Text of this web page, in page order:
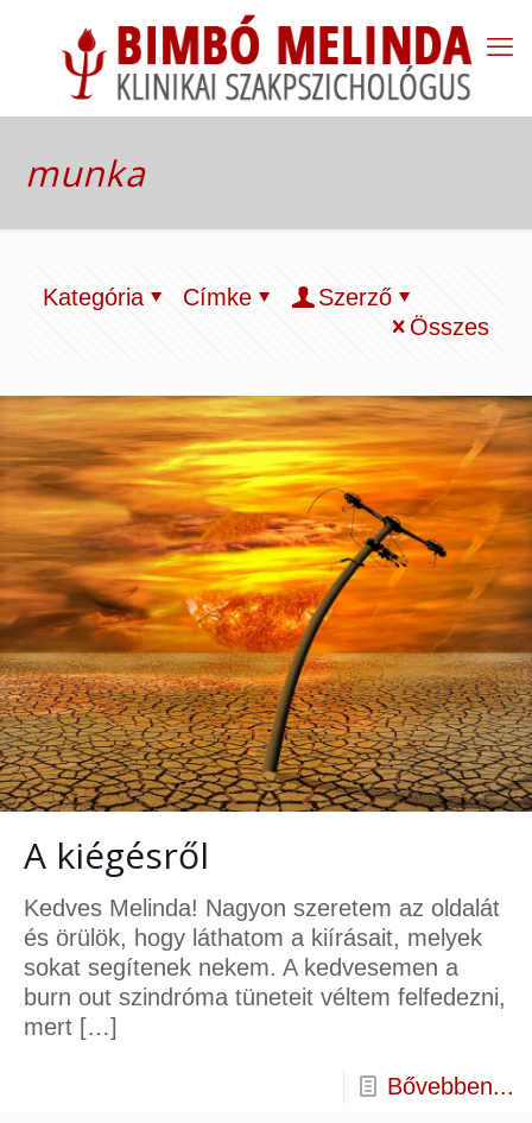
munka
Kategória Címke
Szerző
Összes
A kiégésről
Kedves Melinda! Nagyon szeretem az oldalát
és örülök, hogy láthatom a kiírásait, melyek
sokat segítenek nekem. A kedvesemen a
burn out szindróma tüneteit véltem felfedezni,
mert […]
Bővebben...